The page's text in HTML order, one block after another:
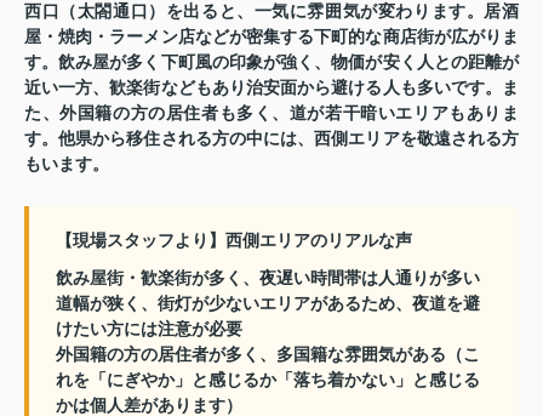
西口（太閤通口）を出ると、一気に雰囲気が変わります。居酒
屋・焼肉・ラーメン店などが密集する下町的な商店街が広がりま
す。飲み屋が多く下町風の印象が強く、物価が安く人との距離が
近い一方、歓楽街などもあり治安面から避ける人も多いです。ま
た、外国籍の方の居住者も多く、道が若干暗いエリアもありま
す。他県から移住される方の中には、西側エリアを敬遠される方
もいます。
【現場スタッフより】西側エリアのリアルな声
飲み屋街・歓楽街が多く、夜遅い時間帯は人通りが多い
道幅が狭く、街灯が少ないエリアがあるため、夜道を避
けたい方には注意が必要
外国籍の方の居住者が多く、多国籍な雰囲気がある（こ
れを「にぎやか」と感じるか「落ち着かない」と感じる
かは個人差があります）